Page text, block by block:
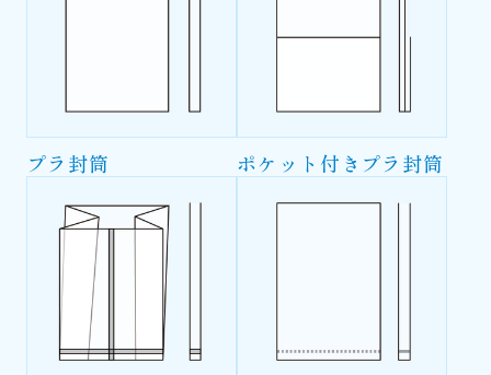
プラ封筒 ポケット付きプラ封筒